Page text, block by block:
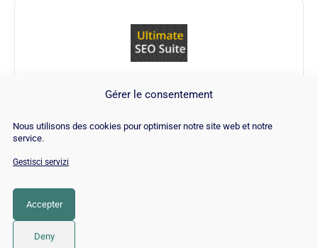
Gérer le consentement
Nous utilisons des cookies pour optimiser notre site web et notre
service.
Gestisci servizi
Accepter
Deny
Aheadwork - Magento (Extension)
Visita Aheadwork - Magento (Extension)
CATEGORIA
SEO